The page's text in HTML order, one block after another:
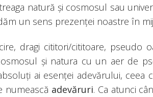
natură și cosmosul sau
un sens prezenței noastre în
dragi cititori/cititoare, pseudo
și natura cu un aer de
ai esenței adevărului, ceea
numească adevăruri. Ca atunci